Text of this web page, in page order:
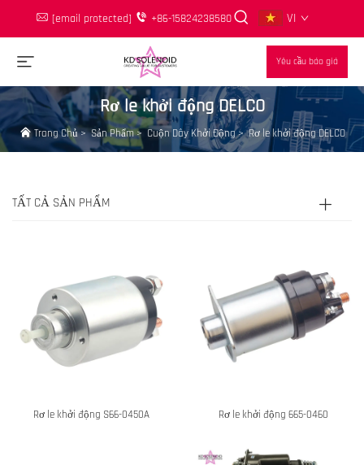
[email protected] +86-15824238580 VI
Yêu cầu báo giá
Rơ le khởi động DELCO
Trang Chủ>Sản Phẩm> Cuộn Dây Khởi Động>Rơ le khởi động DELCO
TẤT CẢ SẢN PHẨM
Rơ le khởi động S66-0450A Rơ le khởi động 665-0460